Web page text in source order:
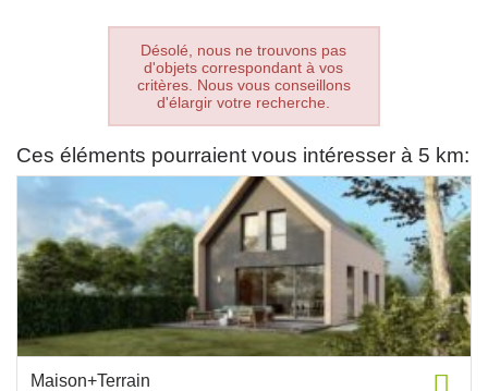
Désolé, nous ne trouvons pas
d'objets correspondant à vos
critères. Nous vous conseillons
d'élargir votre recherche.
Ces éléments pourraient vous intéresser à 5 km:
Maison+Terrain